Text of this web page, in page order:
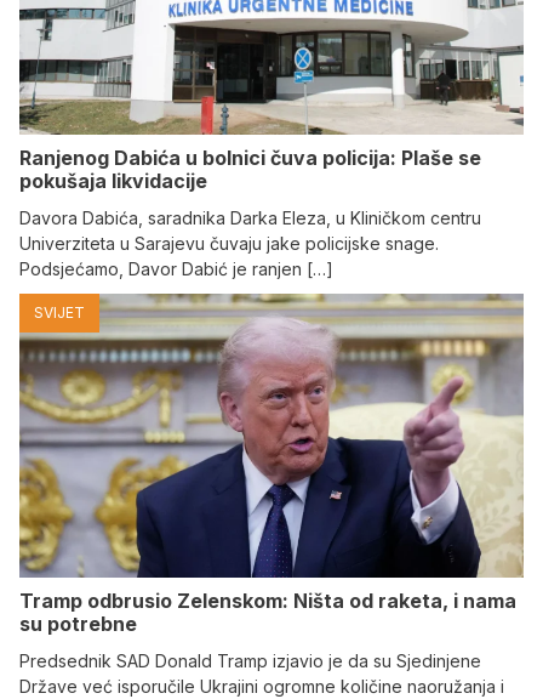
Ranjenog Dabića u bolnici čuva policija: Plaše se
pokušaja likvidacije
Davora Dabića, saradnika Darka Eleza, u Kliničkom centru
Univerziteta u Sarajevu čuvaju jake policijske snage.
Podsjećamo, Davor Dabić je ranjen […]
SVIJET
Tramp odbrusio Zelenskom: Ništa od raketa, i nama
su potrebne
Predsednik SAD Donald Tramp izjavio je da su Sjedinjene
Države već isporučile Ukrajini ogromne količine naoružanja i